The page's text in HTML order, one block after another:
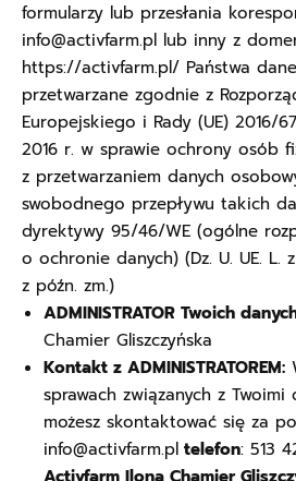
formularzy lub przesłania
info@activfarm.pl lub inny z
https://activfarm.pl/ Państwa
przetwarzane zgodnie z
Europejskiego i Rady (UE) 2016/
2016 r. w sprawie ochrony osób
z przetwarzaniem danych
swobodnego przepływu takich
dyrektywy 95/46/WE (ogólne
o ochronie danych) (Dz. U. UE. L.
z późn. zm.)
ADMINISTRATOR Twoich
Chamier Gliszczyńska
Kontakt z ADMINISTRATOREM:
sprawach związanych z
możesz skontaktować się za
info@activfarm.pl telefon: 513